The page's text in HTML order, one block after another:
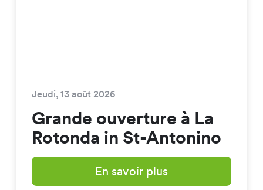
Jeudi, 13 août 2026
Grande ouverture à La
Rotonda in St-Antonino
En savoir plus